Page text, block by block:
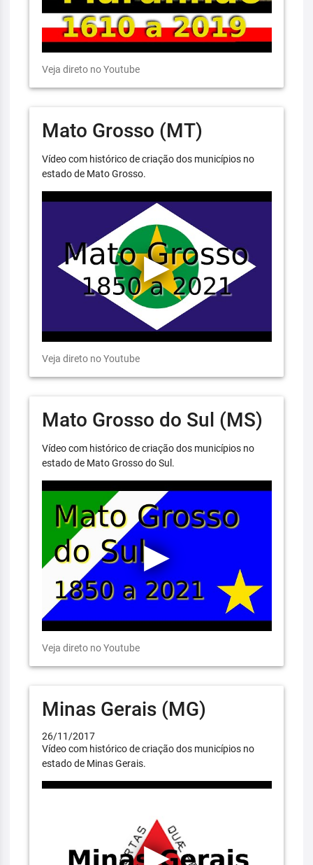
Veja direto no Youtube
Mato Grosso (MT)
Vídeo com histórico de criação dos municípios no
estado de Mato Grosso.
Veja direto no Youtube
Mato Grosso do Sul (MS)
Vídeo com histórico de criação dos municípios no
estado de Mato Grosso do Sul.
Veja direto no Youtube
Minas Gerais (MG)
26/11/2017
Vídeo com histórico de criação dos municípios no
estado de Minas Gerais.